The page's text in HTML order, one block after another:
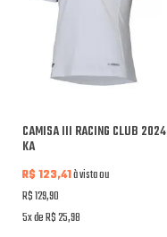
CAMISA III RACING CLUB 2024
KA
R$ 123,41à vista ou
R$ 129,90
5x de R$ 25,98